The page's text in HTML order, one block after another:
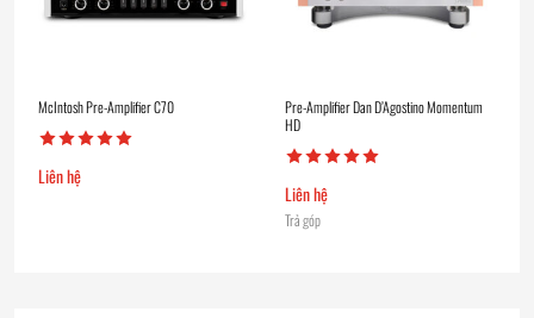
McIntosh Pre-Amplifier C70
Liên hệ
Pre-Amplifier Dan D’Agostino Momentum
HD
Liên hệ
Trả góp